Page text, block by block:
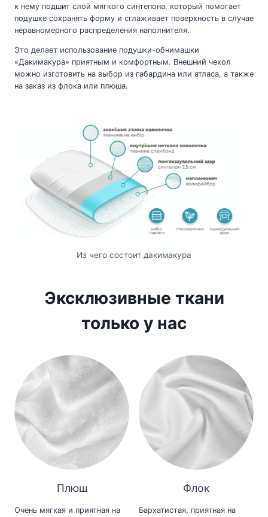
к нему подшит слой мягкого синтепона, который помогает
подушке сохранять форму и сглаживает поверхность в случае
неравномерного распределения наполнителя.
Это делает использование подушки-обнимашки
«Дакимакура» приятным и комфортным. Внешний чехол
можно изготовить на выбор из габардина или атласа, а также
на заказ из флока или плюша.
Из чего состоит дакимакура
Эксклюзивные ткани
только у нас
Плюш
Очень мягкая и приятная на
Флок
Бархатистая, приятная на